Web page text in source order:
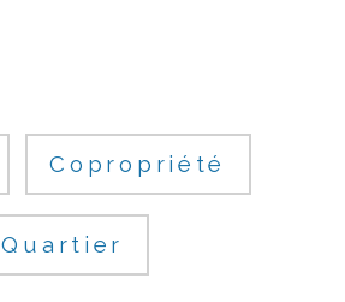
Copropriété
Quartier